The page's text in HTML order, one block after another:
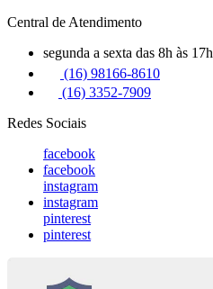
Central de Atendimento
segunda a sexta das 8h às 17h
(16) 98166-8610
(16) 3352-7909
Redes Sociais
facebook
facebook
instagram
instagram
pinterest
pinterest